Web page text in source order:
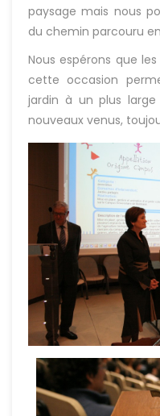
paysage mais nous
du chemin parcouru
Nous espérons que
cette occasion
jardin à un plus large
nouveaux venus,